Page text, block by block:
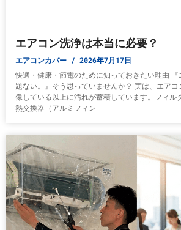
エアコン洗浄は本当に必要？
エアコンカバー 2026年7月17日
快適・健康・節電のために知っておきたい理由
題ない。』そう思っていませんか？ 実は、エア
像している以上に汚れが蓄積しています。フィル
熱交換器（アルミフィン